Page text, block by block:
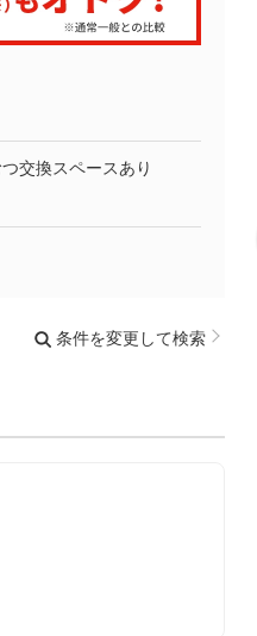
交換スペースあり
条件を変更して検索